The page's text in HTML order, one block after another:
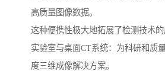
高质量图像数据。
这种便携性极大地拓展了检测技术的
实验室与桌面CT系统：为科研和质
度三维成像解决方案。